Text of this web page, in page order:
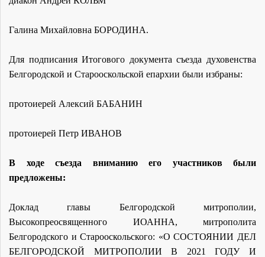
Галина Михайловна БОРОДИНА.
Для подписания Итогового документа съезда духовенства
Белгородской и Старооскольской епархии были избраны:
протоиерей Алексий БАБАНИН
протоиерей Петр ИВАНОВ
В ходе съезда вниманию его участников были
предложены:
Доклад главы Белгородской митрополии,
Высокопреосвященного ИОАННА, митрополита
Белгородского и Старооскольского: «О СОСТОЯНИИ ДЕЛ
БЕЛГОРОДСКОЙ МИТРОПОЛИИ В 2021 ГОДУ И